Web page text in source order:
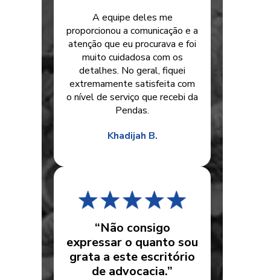
A equipe deles me
proporcionou a comunicação e a
atenção que eu procurava e foi
muito cuidadosa com os
detalhes. No geral, fiquei
extremamente satisfeita com
o nível de serviço que recebi da
Pendas.
Khadijah B.
“Não consigo
expressar o quanto sou
grata a este escritório
de advocacia.”